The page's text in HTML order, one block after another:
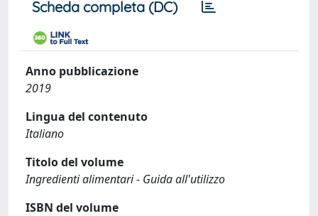
Scheda completa (DC)
Anno pubblicazione
2019
Lingua del contenuto
Italiano
Titolo del volume
Ingredienti alimentari - Guida all'utilizzo
ISBN del volume